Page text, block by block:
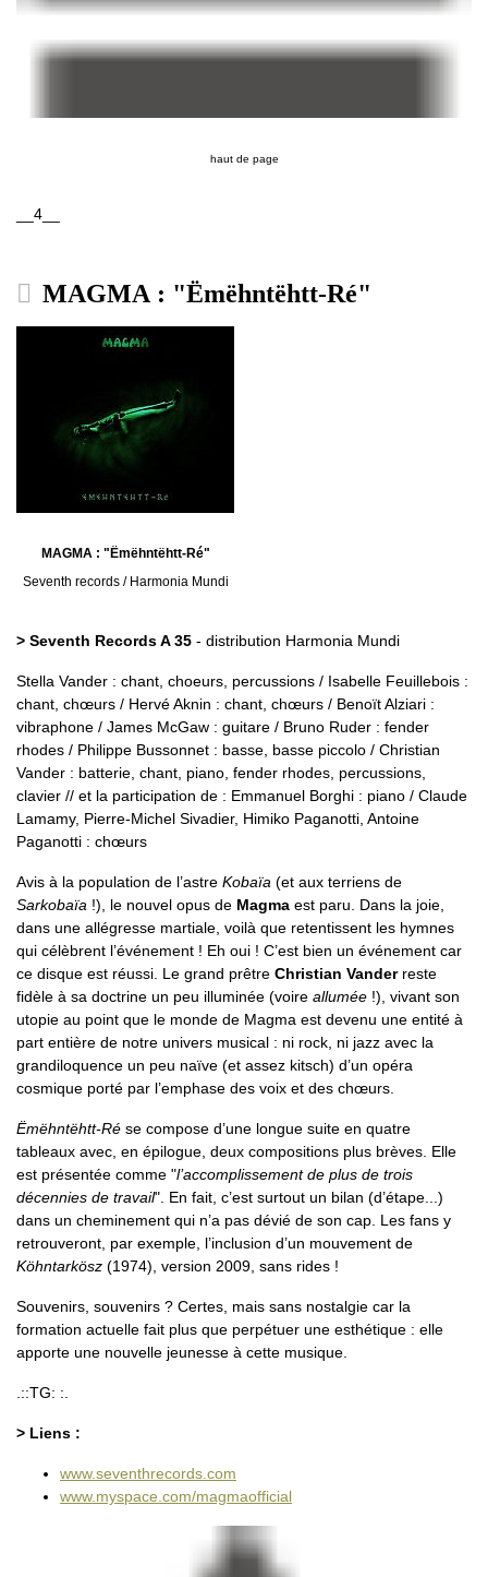
haut de page
__4__
MAGMA : "Ëmëhntëhtt-Ré"
MAGMA : "Ëmëhntëhtt-Ré"
Seventh records / Harmonia Mundi
> Seventh Records A 35 - distribution Harmonia Mundi
Stella Vander : chant, choeurs, percussions / Isabelle Feuillebois :
chant, chœurs / Hervé Aknin : chant, chœurs / Benoït Alziari :
vibraphone / James McGaw : guitare / Bruno Ruder : fender
rhodes / Philippe Bussonnet : basse, basse piccolo / Christian
Vander : batterie, chant, piano, fender rhodes, percussions,
clavier // et la participation de : Emmanuel Borghi : piano / Claude
Lamamy, Pierre-Michel Sivadier, Himiko Paganotti, Antoine
Paganotti : chœurs
Avis à la population de l’astre Kobaïa (et aux terriens de
Sarkobaïa !), le nouvel opus de Magma est paru. Dans la joie,
dans une allégresse martiale, voilà que retentissent les hymnes
qui célèbrent l’événement ! Eh oui ! C’est bien un événement car
ce disque est réussi. Le grand prêtre Christian Vanderreste
fidèle à sa doctrine un peu illuminée (voire allumée !), vivant son
utopie au point que le monde de Magma est devenu une entité à
part entière de notre univers musical : ni rock, ni jazz avec la
grandiloquence un peu naïve (et assez kitsch) d’un opéra
cosmique porté par l’emphase des voix et des chœurs.
Ëmëhntëhtt-Ré se compose d’une longue suite en quatre
tableaux avec, en épilogue, deux compositions plus brèves. Elle
est présentée comme "l’accomplissement de plus de trois
décennies de travail". En fait, c’est surtout un bilan (d’étape...)
dans un cheminement qui n’a pas dévié de son cap. Les fans y
retrouveront, par exemple, l’inclusion d’un mouvement de
Köhntarkösz (1974), version 2009, sans rides !
Souvenirs, souvenirs ? Certes, mais sans nostalgie car la
formation actuelle fait plus que perpétuer une esthétique : elle
apporte une nouvelle jeunesse à cette musique.
.::TG: :.
> Liens :
www.seventhrecords.com
www.myspace.com/magmaofficial